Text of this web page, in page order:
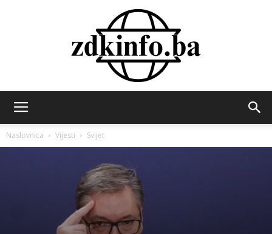
INFO
Naslovnica Vijesti Svijet